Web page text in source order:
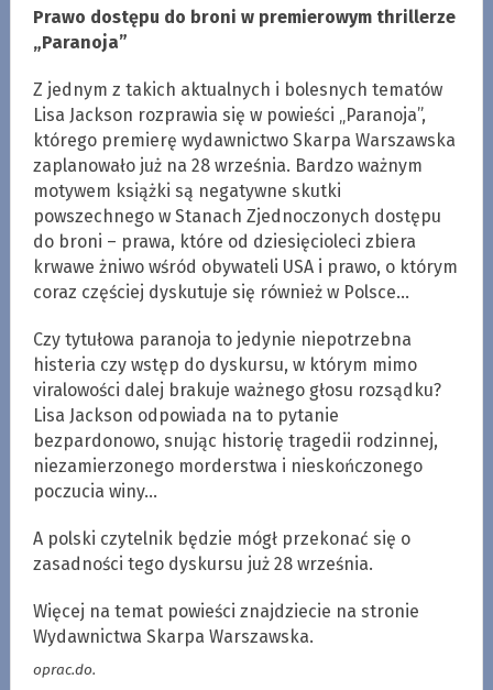
Prawo dostępu do broni w premierowym thrillerze
„Paranoja”
Z jednym z takich aktualnych i bolesnych tematów
Lisa Jackson rozprawia się w powieści „Paranoja”,
którego premierę wydawnictwo Skarpa Warszawska
zaplanowało już na 28 września. Bardzo ważnym
motywem książki są negatywne skutki
powszechnego w Stanach Zjednoczonych dostępu
do broni – prawa, które od dziesięcioleci zbiera
krwawe żniwo wśród obywateli USA i prawo, o którym
coraz częściej dyskutuje się również w Polsce…
Czy tytułowa paranoja to jedynie niepotrzebna
histeria czy wstęp do dyskursu, w którym mimo
viralowości dalej brakuje ważnego głosu rozsądku?
Lisa Jackson odpowiada na to pytanie
bezpardonowo, snując historię tragedii rodzinnej,
niezamierzonego morderstwa i nieskończonego
poczucia winy…
A polski czytelnik będzie mógł przekonać się o
zasadności tego dyskursu już 28 września.
Więcej na temat powieści znajdziecie na stronie
Wydawnictwa Skarpa Warszawska.
oprac.do.